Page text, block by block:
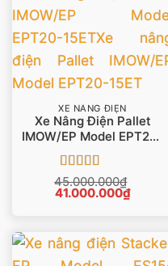
XE NÂNG ĐIỆN
Xe Nâng Điện Pallet
IMOW/EP Model EPT20-
15ET
Được xếp
hạng55 sao
45.000.000₫
Giá
41.000.000₫Giá
hiện